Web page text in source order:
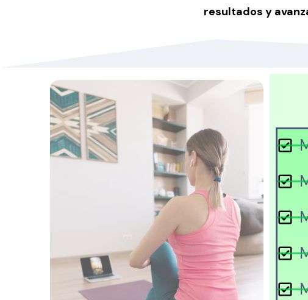
resultados y